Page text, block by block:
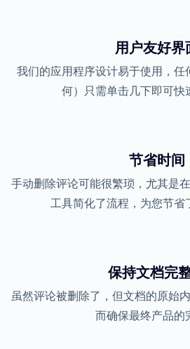
用户友好界
我们的应用程序设计易于使用，任
何）只需单击几下即可快
节省时间
手动删除评论可能很繁琐，尤其是
工具简化了流程，为您节省
保持文档完
虽然评论被删除了，但文档的原始
而确保最终产品的